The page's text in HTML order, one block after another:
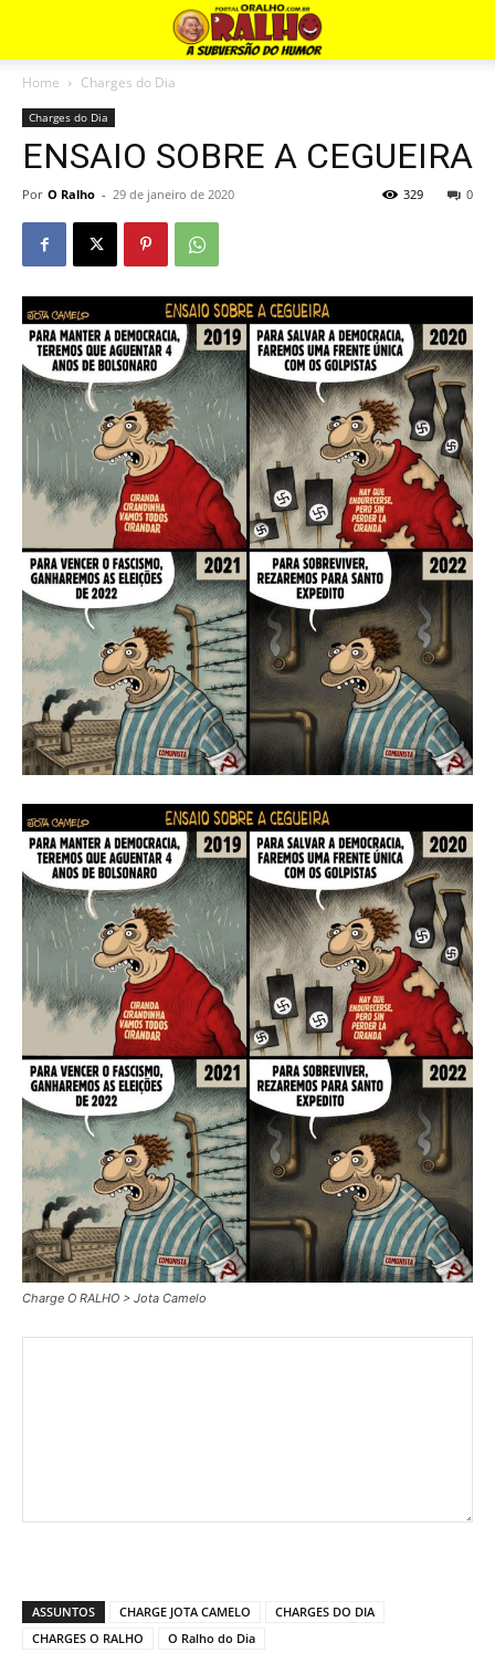
Home Charges do Dia
Charges do Dia
ENSAIO SOBRE A CEGUEIRA
Por O Ralho - 29 de janeiro de 2020 0
329
Charge O RALHO > Jota Camelo
ASSUNTOS CHARGE JOTA CAMELO
CHARGES DO DIA
CHARGES O RALHO
O Ralho do Dia